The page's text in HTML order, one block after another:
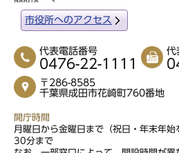
市役所へのアクセス
代表電話番号
0476-22-1111
代
〒286-8585
千葉県成田市花崎町760番地
開庁時間
月曜日から金曜日まで（祝日・年末年
30分まで